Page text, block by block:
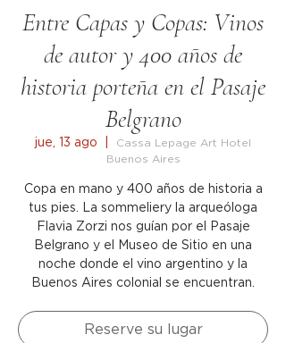
Entre Capas y Copas: Vinos
de autor y 400 años de
historia porteña en el Pasaje
Belgrano
jue, 13 ago
Cassa Lepage Art Hotel
Buenos Aires
Copa en mano y 400 años de historia a
tus pies. La sommeliery la arqueóloga
Flavia Zorzi nos guían por el Pasaje
Belgrano y el Museo de Sitio en una
noche donde el vino argentino y la
Buenos Aires colonial se encuentran.
Reserve su lugar